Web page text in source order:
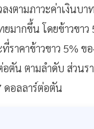
งตามภาวะค่าเงินบ
มากขึ้น โดยข้าวขา
าคาข้าวขาว 5% ข
น ตามลำดับ ส่วนร
อลลาร์ต่อตัน